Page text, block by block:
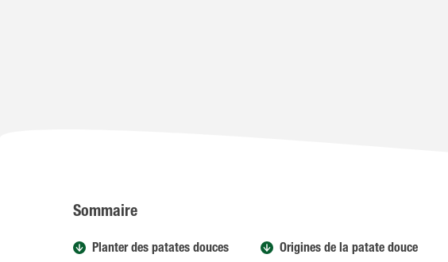
Sommaire
Planter des patates douces Origines de la patate douce